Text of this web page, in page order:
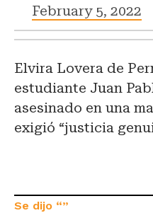
February 5, 2022
Elvira Lovera de
estudiante Juan
asesinado en una
exigió “justicia